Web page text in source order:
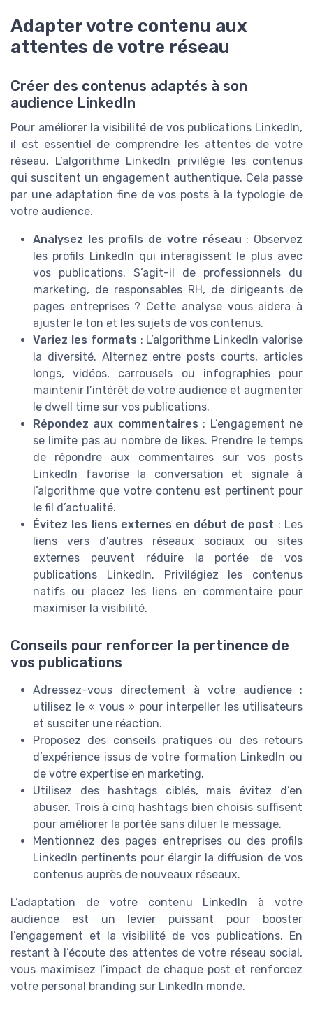
Adapter votre contenu aux
attentes de votre réseau
Créer des contenus adaptés à son
audience LinkedIn
Pour améliorer la visibilité de vos publications LinkedIn,
il est essentiel de comprendre les attentes de votre
réseau. L’algorithme LinkedIn privilégie les contenus
qui suscitent un engagement authentique. Cela passe
par une adaptation fine de vos posts à la typologie de
votre audience.
Analysez les profils de votre réseau : Observez
les profils LinkedIn qui interagissent le plus avec
vos publications. S’agit-il de professionnels du
marketing, de responsables RH, de dirigeants de
pages entreprises ? Cette analyse vous aidera à
ajuster le ton et les sujets de vos contenus.
Variez les formats : L’algorithme LinkedIn valorise
la diversité. Alternez entre posts courts, articles
longs, vidéos, carrousels ou infographies pour
maintenir l’intérêt de votre audience et augmenter
le dwell time sur vos publications.
Répondez aux commentaires : L’engagement ne
se limite pas au nombre de likes. Prendre le temps
de répondre aux commentaires sur vos posts
LinkedIn favorise la conversation et signale à
l’algorithme que votre contenu est pertinent pour
le fil d’actualité.
Évitez les liens externes en début de post : Les
liens vers d’autres réseaux sociaux ou sites
externes peuvent réduire la portée de vos
publications LinkedIn. Privilégiez les contenus
natifs ou placez les liens en commentaire pour
maximiser la visibilité.
Conseils pour renforcer la pertinence de
vos publications
Adressez-vous directement à votre audience :
utilisez le « vous » pour interpeller les utilisateurs
et susciter une réaction.
Proposez des conseils pratiques ou des retours
d’expérience issus de votre formation LinkedIn ou
de votre expertise en marketing.
Utilisez des hashtags ciblés, mais évitez d’en
abuser. Trois à cinq hashtags bien choisis suffisent
pour améliorer la portée sans diluer le message.
Mentionnez des pages entreprises ou des profils
LinkedIn pertinents pour élargir la diffusion de vos
contenus auprès de nouveaux réseaux.
L’adaptation de votre contenu LinkedIn à votre
audience est un levier puissant pour booster
l’engagement et la visibilité de vos publications. En
restant à l’écoute des attentes de votre réseau social,
vous maximisez l’impact de chaque post et renforcez
votre personal branding sur LinkedIn monde.